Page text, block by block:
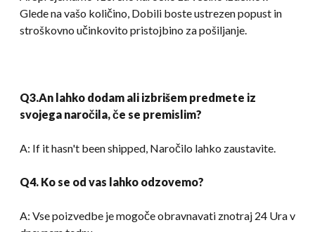
Glede na vašo količino, Dobili boste ustrezen popust in
stroškovno učinkovito pristojbino za pošiljanje.
Q3.An lahko dodam ali izbrišem predmete iz
svojega naročila, če se premislim?
A: If it hasn't been shipped , Naročilo lahko zaustavite.
Q4. Ko se od vas lahko odzovemo?
A: Vse poizvedbe je mogoče obravnavati znotraj 24 Ura v